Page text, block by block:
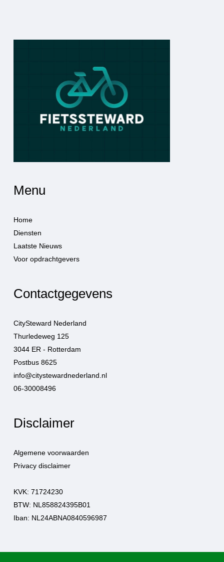
Menu
Home
Diensten
Laatste Nieuws
Voor opdrachtgevers
Contactgegevens
CitySteward Nederland
Thurledeweg 125
3044 ER - Rotterdam
Postbus 8625
info@citystewardnederland.nl
06-30008496
Disclaimer
Algemene voorwaarden
Privacy disclaimer
KVK: 71724230
BTW: NL858824395B01
Iban: NL24ABNA0840596987